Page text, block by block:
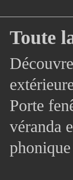
Toute
Porte
véranda